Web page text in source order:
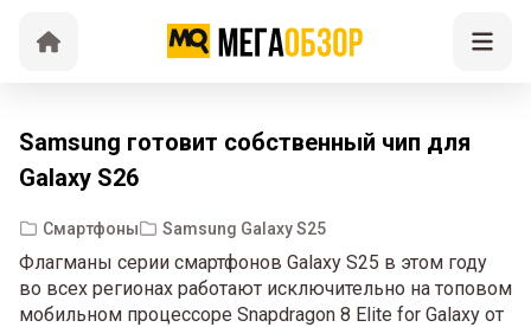
Samsung готовит собственный чип для
Galaxy S26
Смартфоны Samsung Galaxy S25
Флагманы серии смартфонов Galaxy S25 в этом году
во всех регионах работают исключительно на топовом
мобильном процессоре Snapdragon 8 Elite for Galaxy от